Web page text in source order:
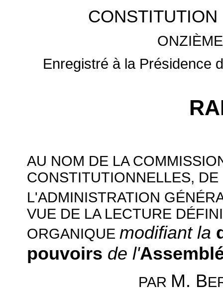
Enregistré à la Présidence
AU NOM DE LA
CONSTITUTIONNELLES,
L'ADMINISTRATION
VUE DE LA LECTURE
ORGANIQUE modifiant la
pouvoirs de l'
PAR M. B